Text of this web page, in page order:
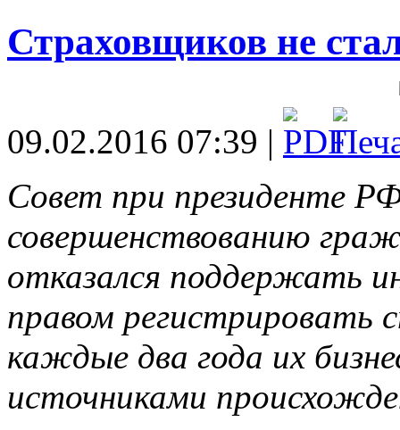
Страховщиков не
09.02.2016 07:39 |
Совет при президенте
совершенствованию
отказался поддержать
правом регистрировать
каждые два года их
источниками